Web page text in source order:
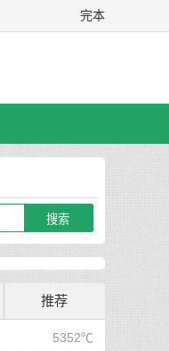
完本
推荐
5352℃